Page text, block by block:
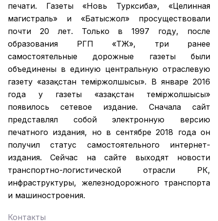
печати. Газеты «Новь Турксиба», «Целинная
магистраль» и «Батысжол» просуществовали
почти 20 лет. Только в 1997 году, после
образования РГП «ҚТЖ», три ранее
самостоятельные дорожные газеты были
объединены в единую центральную отраслевую
газету «Қазақстан темiржолшысы». В январе 2016
года у газеты «Қазақстан теміржолшысы»
появилось сетевое издание. Сначала сайт
представлял собой электронную версию
печатного издания, но в сентябре 2018 года он
получил статус самостоятельного интернет-
издания. Сейчас на сайте выходят новости
транспортно-логистической отрасли РК,
инфраструктуры, железнодорожного транспорта
и машиностроения.
Контакты